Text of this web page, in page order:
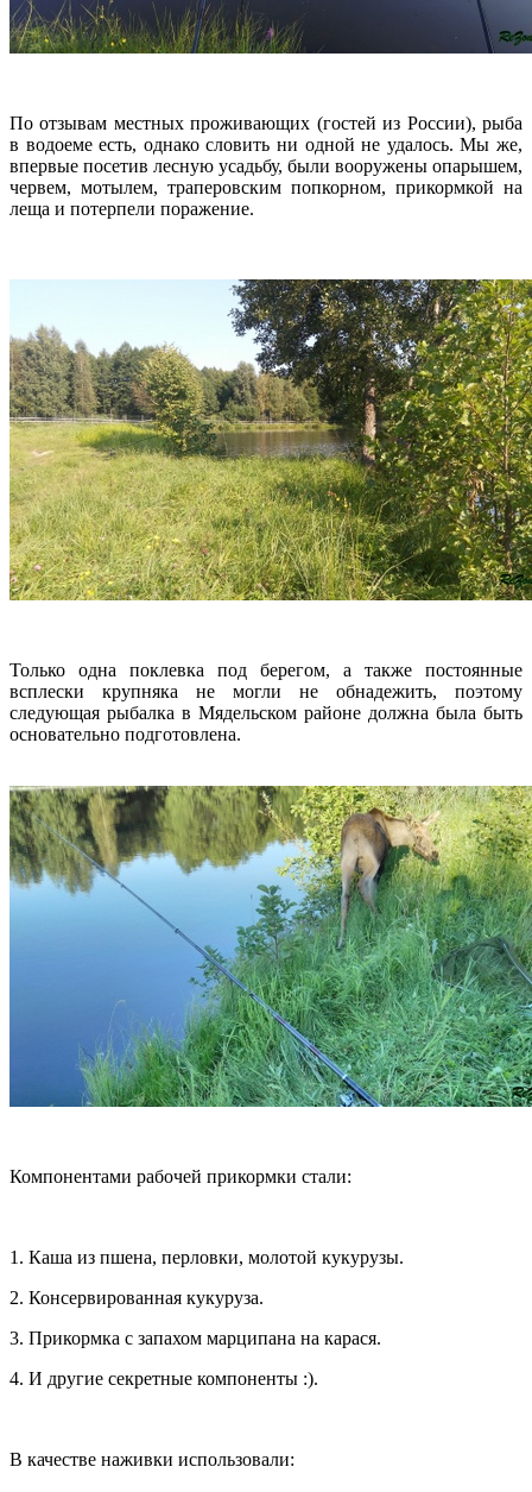
По отзывам местных проживающих (гостей из России), рыба
в водоеме есть, однако словить ни одной не удалось. Мы же,
впервые посетив лесную усадьбу, были вооружены опарышем,
червем, мотылем, траперовским попкорном, прикормкой на
леща и потерпели поражение.
Только одна поклевка под берегом, а также постоянные
всплески крупняка не могли не обнадежить, поэтому
следующая рыбалка в Мядельском районе должна была быть
основательно подготовлена.
Компонентами рабочей прикормки стали:
1. Каша из пшена, перловки, молотой кукурузы.
2. Консервированная кукуруза.
3. Прикормка с запахом марципана на карася.
4. И другие секретные компоненты :).
В качестве наживки использовали: